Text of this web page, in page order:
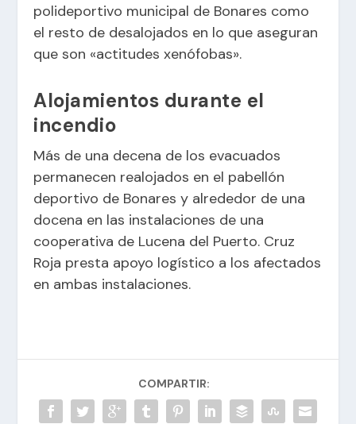
polideportivo municipal de Bonares como
el resto de desalojados en lo que aseguran
que son «actitudes xenófobas».
Alojamientos durante el
incendio
Más de una decena de los evacuados
permanecen realojados en el pabellón
deportivo de Bonares y alrededor de una
docena en las instalaciones de una
cooperativa de Lucena del Puerto. Cruz
Roja presta apoyo logístico a los afectados
en ambas instalaciones.
COMPARTIR: